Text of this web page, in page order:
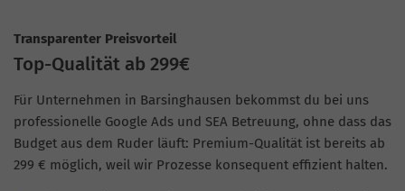
Transparenter Preisvorteil
Top-Qualität ab 299€
Für Unternehmen in Barsinghausen bekommst du bei uns
professionelle Google Ads und SEA Betreuung, ohne dass das
Budget aus dem Ruder läuft: Premium-Qualität ist bereits ab
299 € möglich, weil wir Prozesse konsequent effizient halten.